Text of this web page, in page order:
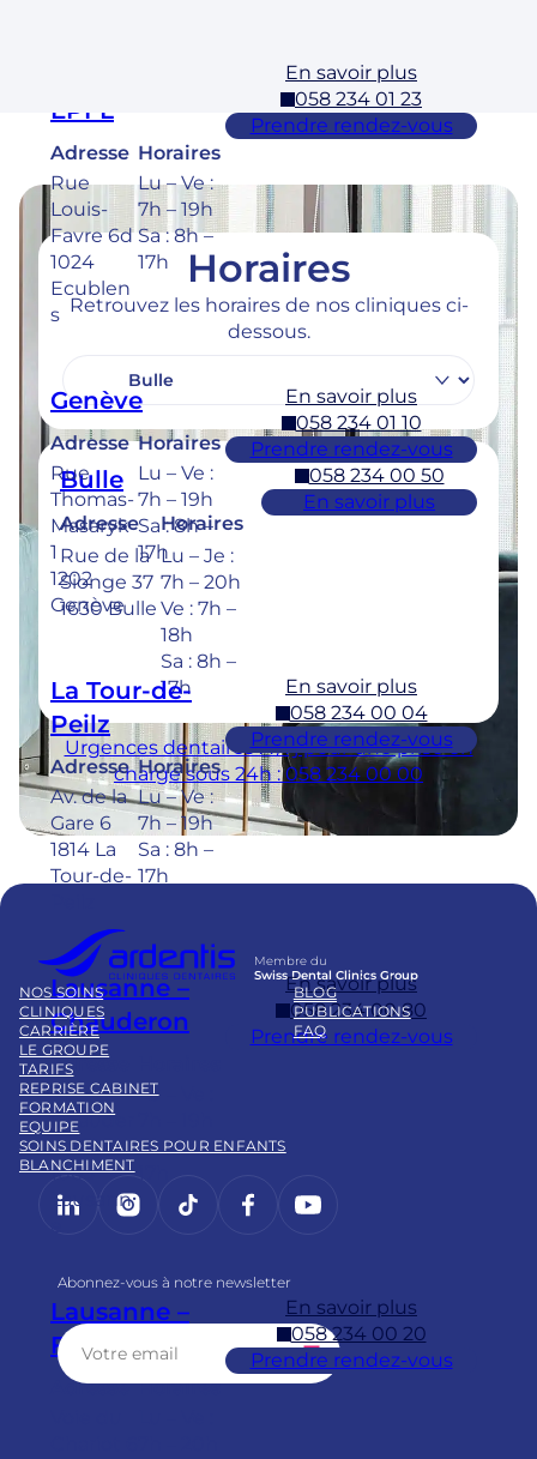
EPFL
Adresse
Rue
Louis-
Favre 6d
1024
Ecublen
s
Horaires
Lu – Ve :
7h – 19h
Sa : 8h –
17h
En savoir plus
058 234 01 23
Prendre rendez-vous
Genève
Adresse
Rue
Thomas-
Masaryk
1
1202
Genève
Horaires
Lu – Ve :
7h – 19h
Sa : 8h –
17h
En savoir plus
058 234 01 10
Prendre rendez-vous
La Tour-de-
Peilz
Adresse
Av. de la
Gare 6
1814 La
Tour-de-
Horaires
Lu – Ve :
7h – 19h
Sa : 8h –
17h
En savoir plus
058 234 00 04
Prendre rendez-vous
Lausanne –
Chauderon
Adresse
Pl.
Chauder
on 16
1003
Lausann
Lu – Ve :
Sa : 8h –
En savoir plus
058 234 00 80
Prendre rendez-vous
Lausanne –
Flon
Adresse Horaires
En savoir plus
058 234 00 20
Prendre rendez-vous
Horaires
Retrouvez les horaires de nos cliniques ci-
dessous.
Bulle
Adresse
Rue de la
Sionge 37
1630 Bulle
Horaires
Lu – Je :
7h – 20h
Ve : 7h –
18h
Sa : 8h –
17h
058 234 00 50
En savoir plus
Urgences dentaires : 7/7j pour une prise en
charge sous 24h : 058 234 00 00
Membre du
Swiss Dental Clinics Group
NOS SOINS
CLINIQUES
CARRIÈRE
LE GROUPE
TARIFS
BLOG
PUBLICATIONS
FAQ
REPRISE CABINET
FORMATION
EQUIPE
SOINS DENTAIRES POUR ENFANTS
BLANCHIMENT
LinkedInInstagram
https://www.tiktok.com/
Facebook
YouTube
Abonnez-vous à notre newsletter